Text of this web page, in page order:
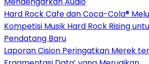
Hard Rock Cafe dan Coca-Cola®
Kompetisi Musik Hard Rock Rising
Pendatang Baru
Laporan Cision Peringatkan Merek